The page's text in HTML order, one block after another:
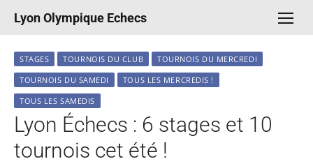
Lyon Olympique Echecs
STAGES TOURNOIS DU CLUB
TOURNOIS DU MERCREDI
TOURNOIS DU SAMEDI
TOUS LES MERCREDIS !
TOUS LES SAMEDIS
Lyon Échecs : 6 stages et 10
tournois cet été !